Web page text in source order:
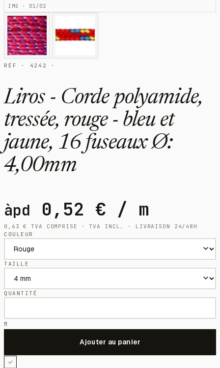
IMG · 01/02
RÉF · 4242 ·
Liros - Corde polyamide,
tressée, rouge - bleu et
jaune, 16 fuseaux Ø:
4,00mm
àpd 0,52 € / m
0,63€
TVA COMPRISE · TVA INCL. · LIVRAISON 24/48H
COULEUR
TAILLE
QUANTITÉ
M